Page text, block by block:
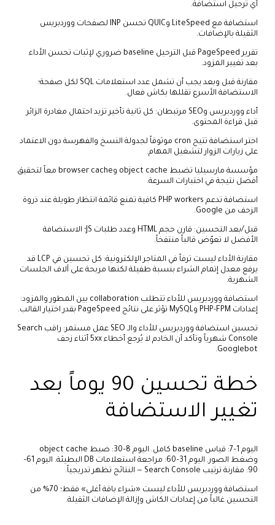
أي ترحيل استضافة.
استضافة مع LiteSpeed وQUIC تحسن INP لصفحات ووردبريس
الثقيلة بالإضافات.
تقرير PageSpeed قبل الترحيل baseline ضروري لإثبات تحسن الأداء
بعد تغيير المزود.
مقارنة قبل وبعد يجب أن تشمل عدد استعلامات SQL لكل صفحة؛
الاستضافة الأسرع تقللها بكاش فعال.
أداء ووردبريس وSEO مرتبطان: كل ثانية تأخير تزيد احتمال مغادرة الزائر
قبل قراءة المحتوى.
اختر استضافة تتيح cron موثوقاً لجدولة النسخ والفهرسة دون الاعتماد
على زيارات الزوار لتشغيل المهام.
مؤسسة مارسيليا تضبط object cache وbrowser cache معاً لتحقيق
أفضل نتيجة في اختبارات السرعة.
استضافة تدعم PHP workers كافية تمنع قائمة انتظار طويلة عند ذروة
الزحف من Google.
قبل/بعد التحسين: قارن حجم HTML وعدد طلبات JS؛ الاستضافة
الأفضل لا تعوّض قالباً منتفخاً.
مقارنة الأداء ليست ترفاً في المتاجر الإلكترونية: كل تحسين في LCP قد
يرفع معدل إتمام الشراء بنسبة طفيلة لكنها مربحة على آلاف الجلسات
الشهرية.
استضافة ووردبريس للأداء تتطلب collaboration بين المطور والمزود:
إعدادات PHP-FPM وMySQL تؤثر على نتائج PageSpeed بقدر اختيار القالب.
تحسين استضافة ووردبريس للأداء والـ SEO عمل مستمر: راقب Search
Console شهرياً وتأكد أن الخادم لا يُرجع أخطاء 5xx أثناء زحف
Googlebot.
خطة تحسين 90 يوماً بعد
تغيير الاستضافة
اليوم 1–7: قياس baseline كامل. اليوم 8–30: ضبط object cache
وضغط الصور. اليوم 31–60: مراجعة استعلامات DB البطيئة. اليوم 61–
90: مقارنة ترتيب Search Console — النتائج تظهر تدريجياً.
استضافة ووردبريس للأداء ليست «شراء باقة أغلى» فقط؛ 70% من
التحسين غالباً من إعدادات الكاش وإزالة الإضافات الثقيلة.